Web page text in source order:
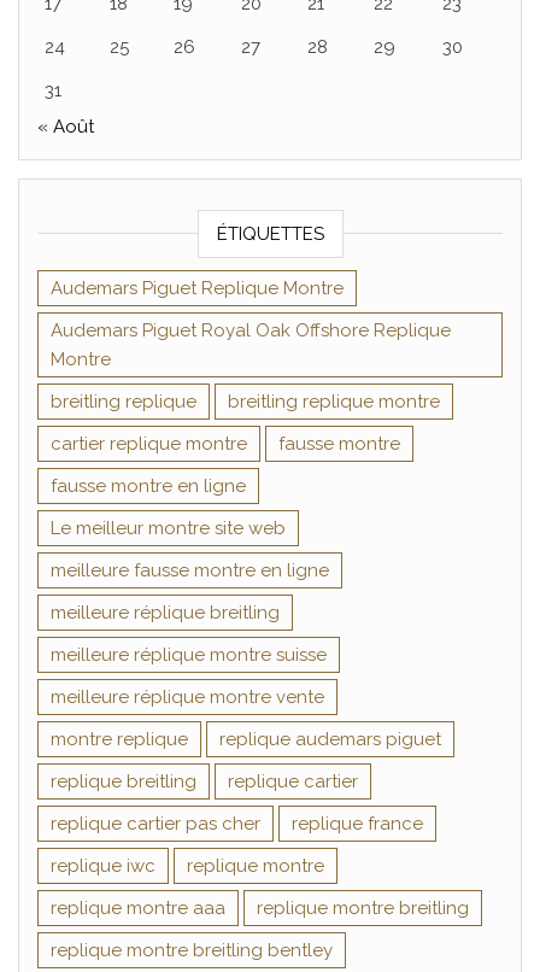
24
25 26 27 28 29
30
31
« Août
ÉTIQUETTES
Audemars Piguet Replique Montre
Audemars Piguet Royal Oak Offshore Replique
Montre
breitling replique
breitling replique montre
cartier replique montre
fausse montre
fausse montre en ligne
Le meilleur montre site web
meilleure fausse montre en ligne
meilleure réplique breitling
meilleure réplique montre suisse
meilleure réplique montre vente
montre replique
replique audemars piguet
replique breitling
replique cartier
replique cartier pas cher
replique france
replique iwc
replique montre
replique montre aaa
replique montre breitling
replique montre breitling bentley